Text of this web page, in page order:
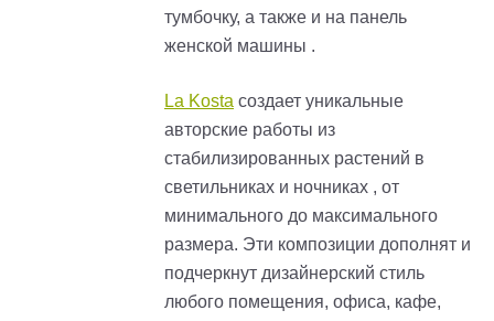
тумбочку, а также и на панель
женской машины .
La Kosta создает уникальные
авторские работы из
стабилизированных растений в
светильниках и ночниках , от
минимального до максимального
размера. Эти композиции дополнят и
подчеркнут дизайнерский стиль
любого помещения, офиса, кафе,